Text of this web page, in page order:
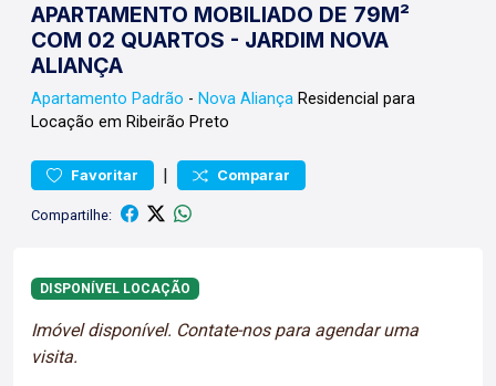
APARTAMENTO MOBILIADO DE 79M²
COM 02 QUARTOS - JARDIM NOVA
ALIANÇA
Apartamento Padrão - Nova Aliança Residencial para
Locação em Ribeirão Preto
Favoritar | Comparar
Compartilhe:
DISPONÍVEL LOCAÇÃO
Imóvel disponível. Contate-nos para agendar uma
visita.